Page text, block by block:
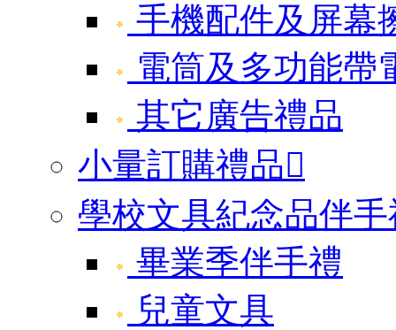
手機配件及屏幕
電筒及多功能帶
其它廣告禮品
小量訂購禮品
學校文具紀念品伴手
畢業季伴手禮
兒童文具